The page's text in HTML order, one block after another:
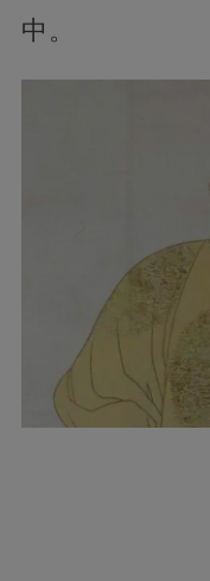
中。